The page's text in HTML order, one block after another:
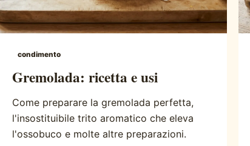
condimento
Gremolada: ricetta e usi
Come preparare la gremolada perfetta,
l'insostituibile trito aromatico che eleva
l'ossobuco e molte altre preparazioni.